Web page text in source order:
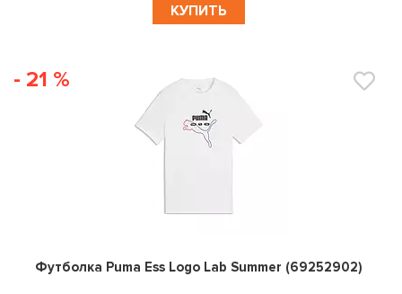
КУПИТЬ
- 21 %
0
Футболка Puma Ess Logo Lab Summer (69252902)